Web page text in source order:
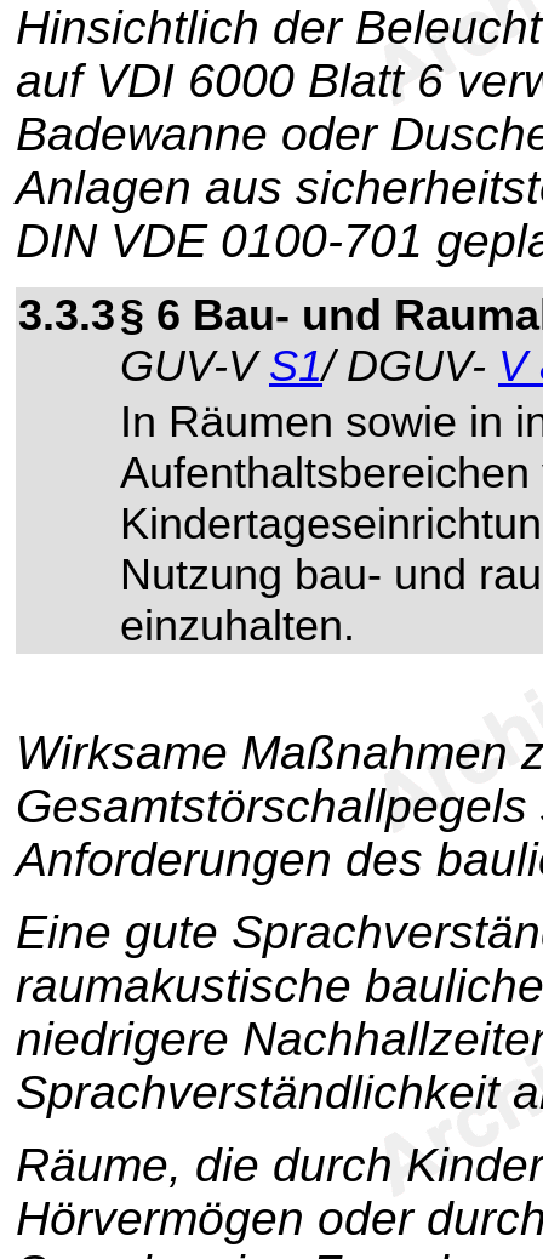
Hinsichtlich der
auf VDI 6000 Blatt 6
Badewanne oder
Anlagen aus
DIN VDE 0100-701
3.3.3§ 6 Bau- und
GUV-VS1/ DGUV- V
In Räumen sowie in
Aufenthaltsbereichen
Nutzung bau- und
einzuhalten.
Wirksame Maßnahmen
Anforderungen des
Eine gute
raumakustische
niedrigere
Sprachverständlichkeit
Räume, die durch
Hörvermögen oder